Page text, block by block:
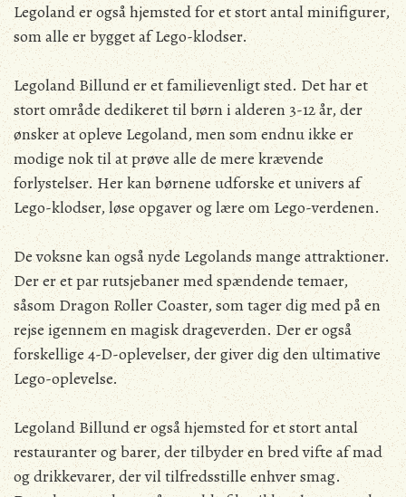
Legoland er også hjemsted for et stort antal minifigurer,
som alle er bygget af Lego-klodser.
Legoland Billund er et familievenligt sted. Det har et
stort område dedikeret til børn i alderen 3-12 år, der
ønsker at opleve Legoland, men som endnu ikke er
modige nok til at prøve alle de mere krævende
forlystelser. Her kan børnene udforske et univers af
Lego-klodser, løse opgaver og lære om Lego-verdenen.
De voksne kan også nyde Legolands mange attraktioner.
Der er et par rutsjebaner med spændende temaer,
såsom Dragon Roller Coaster, som tager dig med på en
rejse igennem en magisk drageverden. Der er også
forskellige 4-D-oplevelser, der giver dig den ultimative
Lego-oplevelse.
Legoland Billund er også hjemsted for et stort antal
restauranter og barer, der tilbyder en bred vifte af mad
og drikkevarer, der vil tilfredsstille enhver smag.